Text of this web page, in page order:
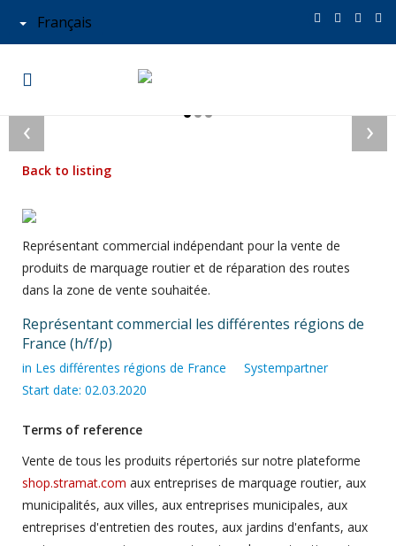
Français
›
‹
Back to listing
Représentant commercial indépendant pour la vente de
produits de marquage routier et de réparation des routes
dans la zone de vente souhaitée.
Représentant commercial les différentes régions de
France (h/f/p)
in Les différentes régions de France
Systempartner
Start date: 02.03.2020
Terms of reference
Vente de tous les produits répertoriés sur notre plateforme
shop.stramat.com aux entreprises de marquage routier, aux
municipalités, aux villes, aux entreprises municipales, aux
entreprises d'entretien des routes, aux jardins d'enfants, aux